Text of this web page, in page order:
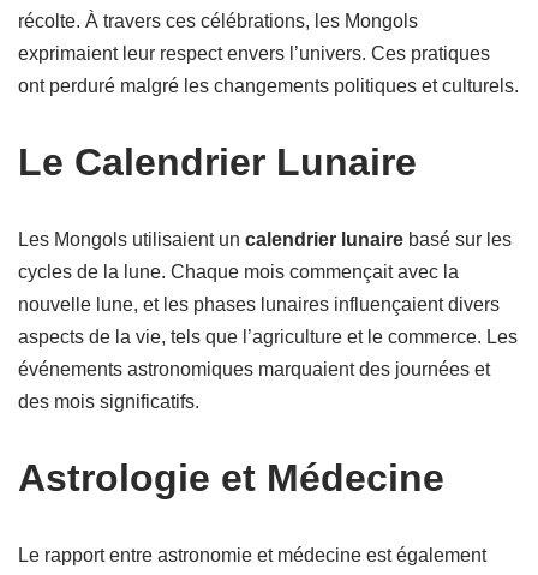
récolte. À travers ces célébrations, les Mongols
exprimaient leur respect envers l’univers. Ces pratiques
ont perduré malgré les changements politiques et culturels.
Le Calendrier Lunaire
Les Mongols utilisaient un calendrier lunaire basé sur les
cycles de la lune. Chaque mois commençait avec la
nouvelle lune, et les phases lunaires influençaient divers
aspects de la vie, tels que l’agriculture et le commerce. Les
événements astronomiques marquaient des journées et
des mois significatifs.
Astrologie et Médecine
Le rapport entre astronomie et médecine est également